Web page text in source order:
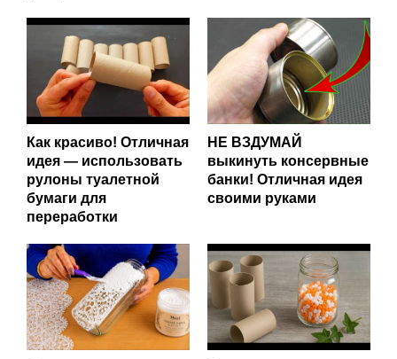
Как красиво! Отличная
идея — использовать
рулоны туалетной
бумаги для
переработки
НЕ ВЗДУМАЙ
выкинуть консервные
банки! Отличная идея
своими руками